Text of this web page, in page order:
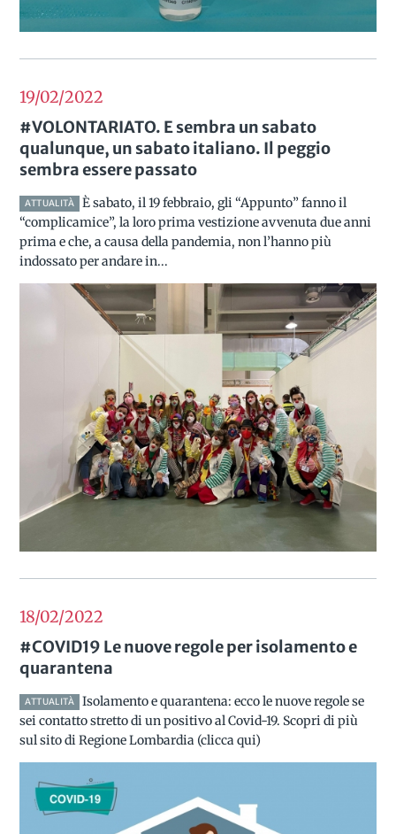
19/022022
#VOLONTARIATO. E sembra un sabato
qualunque, un sabato italiano. Il peggio
sembra essere passato
ATTUALITÀ
È sabato, il 19 febbraio, gli “Appunto” fanno il
“complicamice”, la loro prima vestizione avvenuta due anni
prima e che, a causa della pandemia, non l’hanno più
indossato per andare in...
18/022022
#COVID19 Le nuove regole per isolamento e
quarantena
ATTUALITÀ
Isolamento e quarantena: ecco le nuove regole se
sei contatto stretto di un positivo al Covid-19. Scopri di più
sul sito di Regione Lombardia (clicca qui)